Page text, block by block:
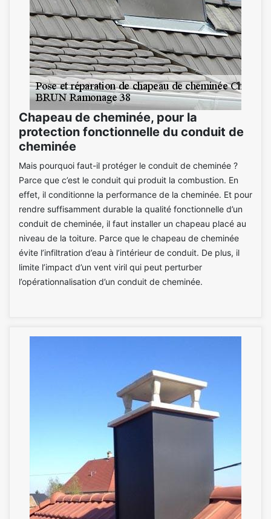
Chapeau de cheminée, pour la
protection fonctionnelle du conduit de
cheminée
Mais pourquoi faut-il protéger le conduit de cheminée ?
Parce que c’est le conduit qui produit la combustion. En
effet, il conditionne la performance de la cheminée. Et pour
rendre suffisamment durable la qualité fonctionnelle d’un
conduit de cheminée, il faut installer un chapeau placé au
niveau de la toiture. Parce que le chapeau de cheminée
évite l’infiltration d’eau à l’intérieur de conduit. De plus, il
limite l’impact d’un vent viril qui peut perturber
l’opérationnalisation d’un conduit de cheminée.